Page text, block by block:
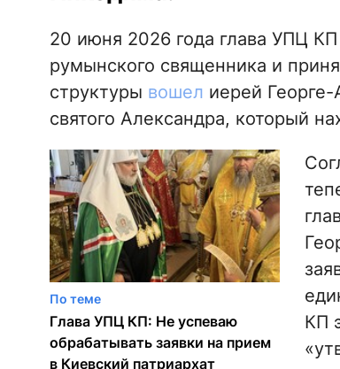
20 июня 2026 года глава УПЦ КП
румынского священника и
структуры вошел иерей
святого Александра, который
По теме
Глава УПЦ КП: Не успеваю
обрабатывать заявки на прием
в Киевский патриархат
КП